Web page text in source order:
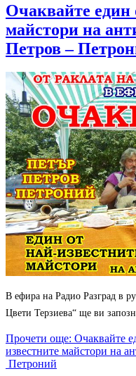
Очаквайте един
майстори на
Петров –
В ефира на Радио Разград в
Цвети Терзиева“ ще ви
Прочети още: Очаквайте
известните майстори на
Петроний